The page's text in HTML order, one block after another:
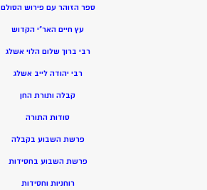
ספר הזוהר עם פירוש הסולם
עץ חיים האר”י הקדוש
רבי ברוך שלום הלוי אשלג
רבי יהודה לייב אשלג
קבלה ותורת החן
סודות התורה
פרשת השבוע בקבלה
פרשת השבוע בחסידות
רוחניות וחסידות